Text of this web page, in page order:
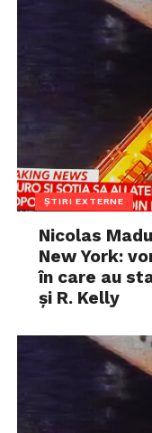
ȘTIRI EXTERNE
Nicolas
New York:
în care au
și R. Kelly